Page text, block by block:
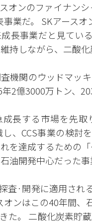
スオンのファイナン
事業だ。 SKアース
長事業だと見てい
持しながら、二酸
機関のウッドマッ
2億3000万トン、
成長する市場を先
し、CCS事業の検
を達成するための
油開発中心だった
査·開発に適用さ
オンはこの40年間
た。 二酸化炭素貯